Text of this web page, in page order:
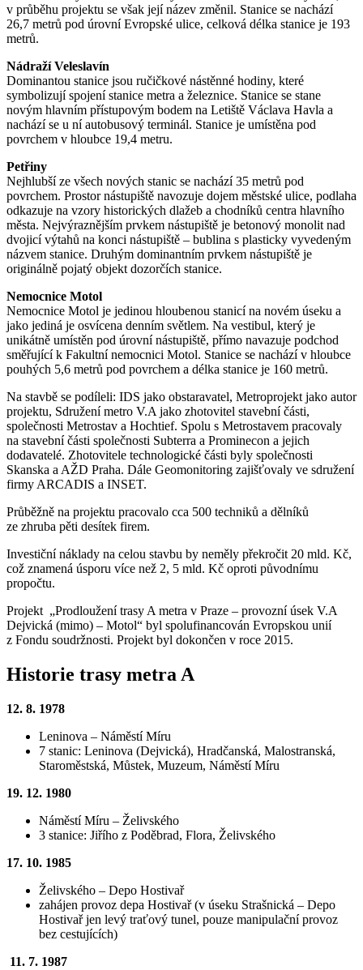
v průběhu projektu se však její název změnil. Stanice se nachází
26,7 metrů pod úrovní Evropské ulice, celková délka stanice je 193
metrů.
Nádraží Veleslavín
Dominantou stanice jsou ručičkové nástěnné hodiny, které
symbolizují spojení stanice metra a železnice. Stanice se stane
novým hlavním přístupovým bodem na Letiště Václava Havla a
nachází se u ní autobusový terminál. Stanice je umístěna pod
povrchem v hloubce 19,4 metru.
Petřiny
Nejhlubší ze všech nových stanic se nachází 35 metrů pod
povrchem. Prostor nástupiště navozuje dojem městské ulice, podlaha
odkazuje na vzory historických dlažeb a chodníků centra hlavního
města. Nejvýraznějším prvkem nástupiště je betonový monolit nad
dvojicí výtahů na konci nástupiště – bublina s plasticky vyvedeným
názvem stanice. Druhým dominantním prvkem nástupiště je
originálně pojatý objekt dozorčích stanice.
Nemocnice Motol
Nemocnice Motol je jedinou hloubenou stanicí na novém úseku a
jako jediná je osvícena denním světlem. Na vestibul, který je
unikátně umístěn pod úrovní nástupiště, přímo navazuje podchod
směřující k Fakultní nemocnici Motol. Stanice se nachází v hloubce
pouhých 5,6 metrů pod povrchem a délka stanice je 160 metrů.
Na stavbě se podíleli: IDS jako obstaravatel, Metroprojekt jako autor
projektu, Sdružení metro V.A jako zhotovitel stavební části,
společnosti Metrostav a Hochtief. Spolu s Metrostavem pracovaly
na stavební části společnosti Subterra a Prominecon a jejich
dodavatelé. Zhotovitele technologické části byly společnosti
Skanska a AŽD Praha. Dále Geomonitoring zajišťovaly ve sdružení
firmy ARCADIS a INSET.
Průběžně na projektu pracovalo cca 500 techniků a dělníků
ze zhruba pěti desítek firem.
Investiční náklady na celou stavbu by neměly překročit 20 mld. Kč,
což znamená úsporu více než 2, 5 mld. Kč oproti původnímu
propočtu.
Projekt „Prodloužení trasy A metra v Praze – provozní úsek V.A
Dejvická (mimo) – Motol“ byl spolufinancován Evropskou unií
z Fondu soudržnosti. Projekt byl dokončen v roce 2015.
Historie trasy metra A
12. 8. 1978
Leninova – Náměstí Míru
7 stanic: Leninova (Dejvická), Hradčanská, Malostranská,
Staroměstská, Můstek, Muzeum, Náměstí Míru
19. 12. 1980
Náměstí Míru – Želivského
3 stanice: Jiřího z Poděbrad, Flora, Želivského
17. 10. 1985
Želivského – Depo Hostivař
zahájen provoz depa Hostivař (v úseku Strašnická – Depo
Hostivař jen levý traťový tunel, pouze manipulační provoz
bez cestujících)
11. 7. 1987